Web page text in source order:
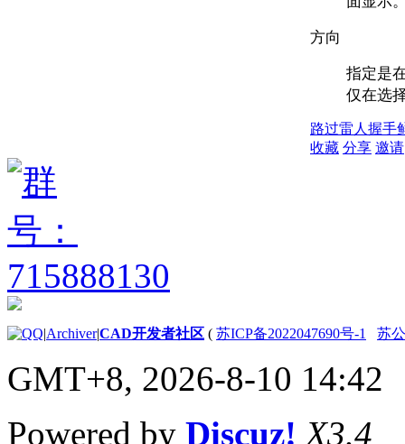
方向
指定是
仅在选
路过雷人 握手
收藏 分享 邀请
|Archiver|CAD开发者社区 ( 苏ICP备2022047690号-1 苏
GMT+8, 2026-8-10 14:42
Powered by Discuz! X3.4